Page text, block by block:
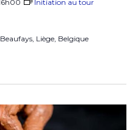
Initiation au tour
Liège, Belgique